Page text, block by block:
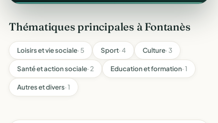
Thématiques principales à Fontanès
Loisirs et vie sociale· 5 Sport· 4 Culture· 3
Santé et action sociale· 2 Education et formation· 1
Autres et divers· 1